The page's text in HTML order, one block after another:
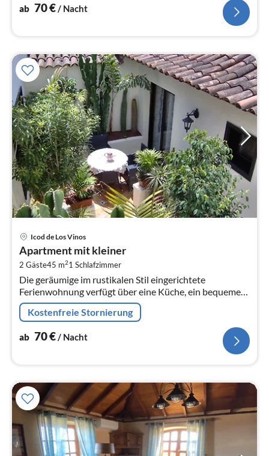
ab 70€/ Nacht
Icod de Los Vinos
Apartment mit kleiner
2 Gäste45 m21 Schlafzimmer
Die geräumige im rustikalen Stil eingerichtete
Ferienwohnung verfügt über eine Küche, ein bequemes
Wohnzimmer mit Essecke, ein geschmackvoll
eingerichtetes Schlafzimmer, und eine w...
Kostenfreie Stornierung
ab 70€/ Nacht